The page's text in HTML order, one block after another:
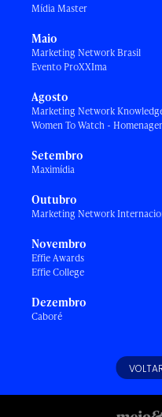
Mídia Master
Maio
Marketing Network Brasil
Evento ProXXIma
Agosto
Marketing Network
Women To Watch -
Setembro
Maximídia
Outubro
Marketing Network
Novembro
Effie Awards
Effie College
Dezembro
Caboré